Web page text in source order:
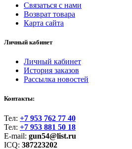
Связаться с нами
Возврат товара
Карта сайта
Личный кабинет
Личный кабинет
История заказов
Рассылка новостей
Контакты:
Тел: +7 953 762 77 40
Тел: +7 953 881 50 18
E-mail: gun54@list.ru
ICQ: 387223202